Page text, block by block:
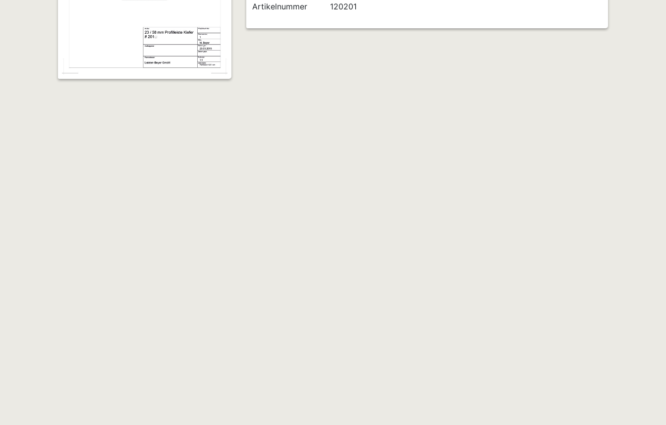
Artikelnummer
120201